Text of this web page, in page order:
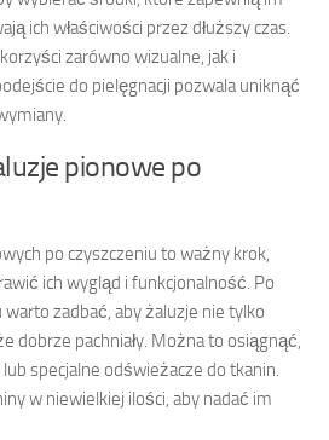
ich właściwości przez dłuższy czas.
zarówno wizualne, jak i
do pielęgnacji pozwala uniknąć
pionowe po
po czyszczeniu to ważny krok,
ich wygląd i funkcjonalność. Po
zadbać, aby żaluzje nie tylko
dobrze pachniały. Można to osiągnąć,
specjalne odświeżacze do tkanin.
w niewielkiej ilości, aby nadać im